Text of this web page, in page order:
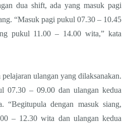
dua shift, ada yang masuk pagi
“Masuk pagi pukul 07.30 – 10.45
pukul 11.00 – 14.00 wita,” kata
ulangan yang dilaksanakan.
07.30 – 09.00 dan ulangan kedua
dengan masuk siang,
– 12.30 wita dan ulangan kedua